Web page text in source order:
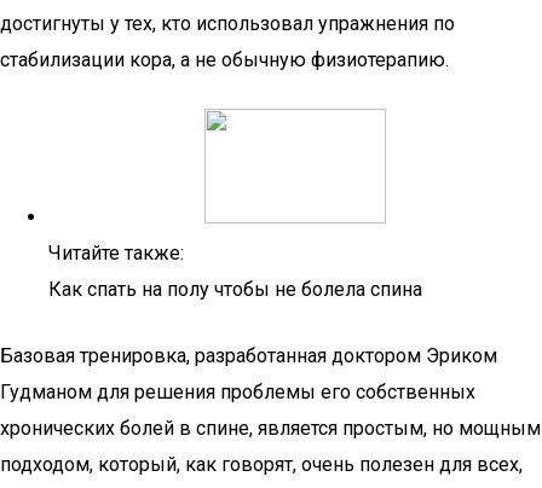
достигнуты у тех, кто использовал упражнения по
стабилизации кора, а не обычную физиотерапию.
Читайте также:
Как спать на полу чтобы не болела спина
Базовая тренировка, разработанная доктором Эриком
Гудманом для решения проблемы его собственных
хронических болей в спине, является простым, но мощным
подходом, который, как говорят, очень полезен для всех,